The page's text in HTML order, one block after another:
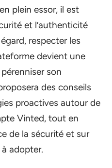
plein essor, il est
et l’authenticité
respecter les
devient une
son
des conseils
proactives autour de
Vinted, tout en
de la sécurité et sur
adopter.